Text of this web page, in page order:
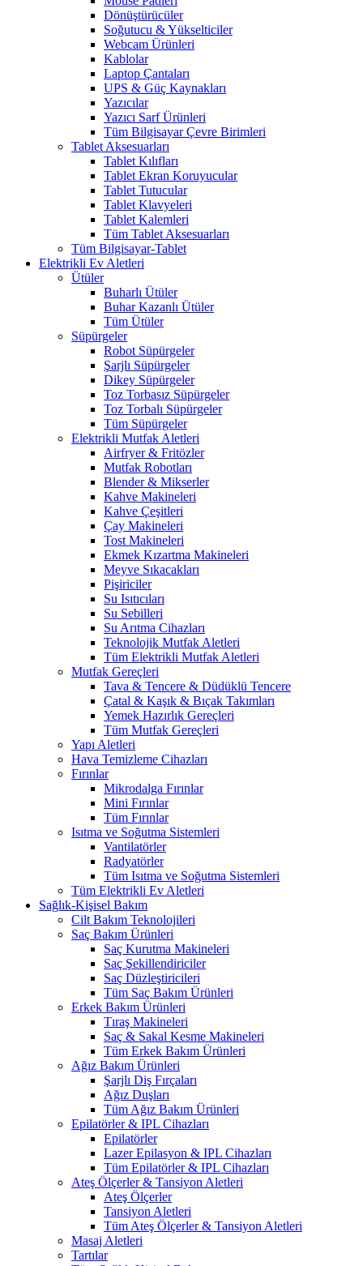
Dönüştürücüler
Soğutucu & Yükselticiler
Webcam Ürünleri
Kablolar
Laptop Çantaları
UPS & Güç Kaynakları
Yazıcılar
Yazıcı Sarf Ürünleri
Tüm Bilgisayar Çevre Birimleri
Tablet Aksesuarları
Tablet Kılıfları
Tablet Ekran Koruyucular
Tablet Tutucular
Tablet Klavyeleri
Tablet Kalemleri
Tüm Tablet Aksesuarları
Tüm Bilgisayar-Tablet
Elektrikli Ev Aletleri
Ütüler
Buharlı Ütüler
Buhar Kazanlı Ütüler
Tüm Ütüler
Süpürgeler
Robot Süpürgeler
Şarjlı Süpürgeler
Dikey Süpürgeler
Toz Torbasız Süpürgeler
Toz Torbalı Süpürgeler
Tüm Süpürgeler
Elektrikli Mutfak Aletleri
Airfryer & Fritözler
Mutfak Robotları
Blender & Mikserler
Kahve Makineleri
Kahve Çeşitleri
Çay Makineleri
Tost Makineleri
Ekmek Kızartma Makineleri
Meyve Sıkacakları
Pişiriciler
Su Isıtıcıları
Su Sebilleri
Su Arıtma Cihazları
Teknolojik Mutfak Aletleri
Tüm Elektrikli Mutfak Aletleri
Mutfak Gereçleri
Tava & Tencere & Düdüklü Tencere
Çatal & Kaşık & Bıçak Takımları
Yemek Hazırlık Gereçleri
Tüm Mutfak Gereçleri
Yapı Aletleri
Hava Temizleme Cihazları
Fırınlar
Mikrodalga Fırınlar
Mini Fırınlar
Tüm Fırınlar
Isıtma ve Soğutma Sistemleri
Vantilatörler
Radyatörler
Tüm Isıtma ve Soğutma Sistemleri
Tüm Elektrikli Ev Aletleri
Sağlık-Kişisel Bakım
Cilt Bakım Teknolojileri
Saç Bakım Ürünleri
Saç Kurutma Makineleri
Saç Şekillendiriciler
Saç Düzleştiricileri
Tüm Saç Bakım Ürünleri
Erkek Bakım Ürünleri
Tıraş Makineleri
Saç & Sakal Kesme Makineleri
Tüm Erkek Bakım Ürünleri
Ağız Bakım Ürünleri
Şarjlı Diş Fırçaları
Ağız Duşları
Tüm Ağız Bakım Ürünleri
Epilatörler & IPL Cihazları
Epilatörler
Lazer Epilasyon & IPL Cihazları
Tüm Epilatörler & IPL Cihazları
Ateş Ölçerler & Tansiyon Aletleri
Ateş Ölçerler
Tansiyon Aletleri
Tüm Ateş Ölçerler & Tansiyon Aletleri
Masaj Aletleri
Tartılar